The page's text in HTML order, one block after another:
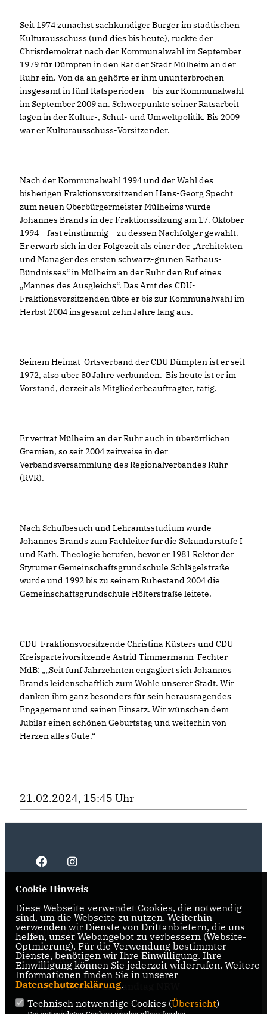
Seit 1974 zunächst sachkundiger Bürger im städtischen
Kulturausschuss (und dies bis heute), rückte der
Christdemokrat nach der Kommunalwahl im September
1979 für Dümpten in den Rat der Stadt Mülheim an der
Ruhr ein. Von da an gehörte er ihm ununterbrochen –
insgesamt in fünf Ratsperioden – bis zur Kommunalwahl
im September 2009 an. Schwerpunkte seiner Ratsarbeit
lagen in der Kultur-, Schul- und Umweltpolitik. Bis 2009
war er Kulturausschuss-Vorsitzender.
Nach der Kommunalwahl 1994 und der Wahl des
bisherigen Fraktionsvorsitzenden Hans-Georg Specht
zum neuen Oberbürgermeister Mülheims wurde
Johannes Brands in der Fraktionssitzung am 17. Oktober
1994 – fast einstimmig – zu dessen Nachfolger gewählt.
Er erwarb sich in der Folgezeit als einer der „Architekten
und Manager des ersten schwarz-grünen Rathaus-
Bündnisses“ in Mülheim an der Ruhr den Ruf eines
Mannes des Ausgleichs“. Das Amt des CDU-
Fraktionsvorsitzenden übte er bis zur Kommunalwahl im
Herbst 2004 insgesamt zehn Jahre lang aus.
Seinem Heimat-Ortsverband der CDU Dümpten ist er seit
1972, also über 50 Jahre verbunden. Bis heute ist er im
Vorstand, derzeit als Mitgliederbeauftragter, tätig.
Er vertrat Mülheim an der Ruhr auch in überörtlichen
Gremien, so seit 2004 zeitweise in der
Verbandsversammlung des Regionalverbandes Ruhr
(RVR).
Nach Schulbesuch und Lehramtsstudium wurde
Johannes Brands zum Fachleiter für die Sekundarstufe I
und Kath. Theologie berufen, bevor er 1981 Rektor der
Styrumer Gemeinschaftsgrundschule Schlägelstraße
wurde und 1992 bis zu seinem Ruhestand 2004 die
Gemeinschaftsgrundschule Hölterstraße leitete.
CDU-Fraktionsvorsitzende Christina Küsters und CDU-
Kreisparteivorsitzende Astrid Timmermann-Fechter
MdB: „„Seit fünf Jahrzehnten engagiert sich Johannes
Brands leidenschaftlich zum Wohle unserer Stadt. Wir
danken ihm ganz besonders für sein herausragendes
Engagement und seinen Einsatz. Wir wünschen dem
Jubilar einen schönen Geburtstag und weiterhin von
Herzen alles Gute.“
21.02.2024, 15:45 Uhr
IMPRESSUM DATENSCHUTZ KONTAKT
CDU NRW
CDU Ruhr
CDU-Fraktion im Landtag NRW
Cookie Hinweis
Diese Webseite verwendet Cookies, die notwendig
sind, um die Webseite zu nutzen. Weiterhin
verwenden wir Dienste von Drittanbietern, die uns
helfen, unser Webangebot zu verbessern (Website-
Optmierung). Für die Verwendung bestimmter
Dienste, benötigen wir Ihre Einwilligung. Ihre
Einwilligung können Sie jederzeit widerrufen. Weitere
Informationen finden Sie in unserer
Datenschutzerklärung.
Technisch notwendige Cookies (Übersicht)